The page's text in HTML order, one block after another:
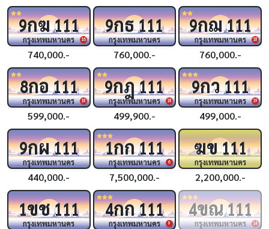
16
9กฆ111
กรุงเทพมหานคร
740,000.-
9กธ111
กรุงเทพมหานคร
760,000.-
18
9กฌ111
กรุงเทพมหานคร
760,000.-
18
8กอ111
กรุงเทพมหานคร
599,000.-
18
9กฎ111
กรุงเทพมหานคร
499,900.-
19
9กว111
กรุงเทพมหานคร
499,000.-
9กผ111
กรุงเทพมหานคร
440,000.-
6
1กก111
กรุงเทพมหานคร
7,500,000.-
ฆข111
กรุงเทพมหานคร
2,200,000.-
1ขช111
กรุงเทพมหานคร 9
4กก111
กรุงเทพมหานคร 14
4ขณ111
กรุงเทพมหานคร